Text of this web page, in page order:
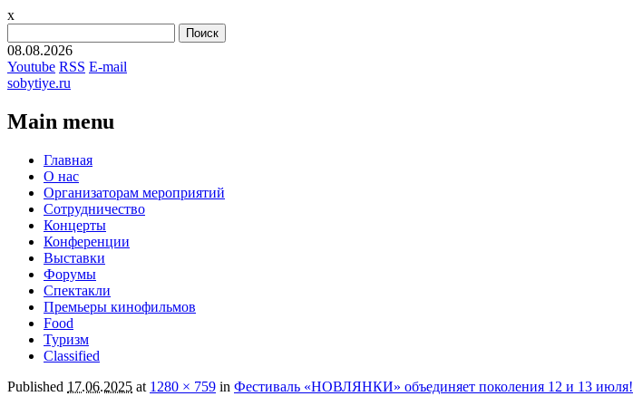
x
08.08.2026
Youtube RSS E-mail
sobytiye.ru
Main menu
Skip
content
Главная
О нас
Организаторам мероприятий
Сотрудничество
Концерты
Конференции
Выставки
Форумы
Спектакли
Премьеры кинофильмов
Food
Туризм
Сlassified
Published 17.06.2025 at 1280 × 759 in Фестиваль «НОВЛЯНКИ» объединяет поколения 12 и 13 июля!